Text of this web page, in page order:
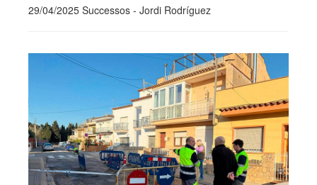
29/04/2025 Successos - Jordi Rodríguez